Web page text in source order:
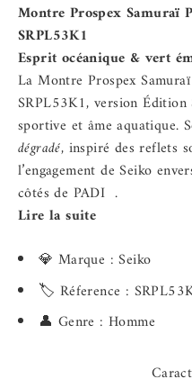
Montre Prospex Samuraï
SRPL53K1
Esprit océanique & vert
La Montre Prospex
SRPL53K1, version Édition
sportive et âme aquatique.
dégradé, inspiré des reflets
l’engagement de Seiko
côtés de PADI .
Lire la suite
💎 Marque : Seiko
🏷️ Réference :
👤 Genre : Homme